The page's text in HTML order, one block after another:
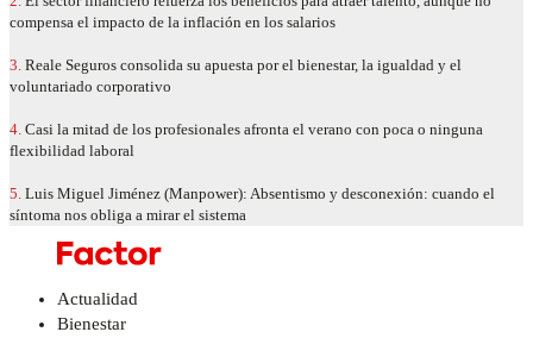
compensa el impacto de la inflación en los salarios
3. Reale Seguros consolida su apuesta por el bienestar, la igualdad y el
voluntariado corporativo
4. Casi la mitad de los profesionales afronta el verano con poca o ninguna
flexibilidad laboral
5. Luis Miguel Jiménez (Manpower): Absentismo y desconexión: cuando el
síntoma nos obliga a mirar el sistema
Actualidad
Bienestar